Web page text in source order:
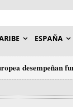
ESPAÑA
desempeñan